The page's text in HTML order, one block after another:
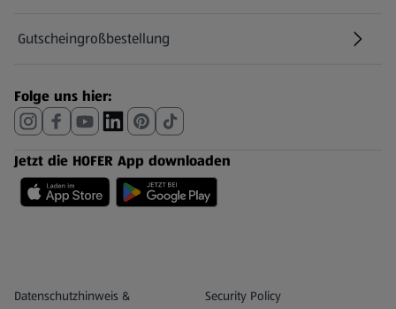
Gutscheingroßbestellung
(öffnet in einem neuen Tab)
Folge uns hier:
Jetzt die HOFER App downloaden
Datenschutz- und Richtlinienmenü
Datenschutzhinweis &
Security Policy
(öffnet in einem neuen Tab)